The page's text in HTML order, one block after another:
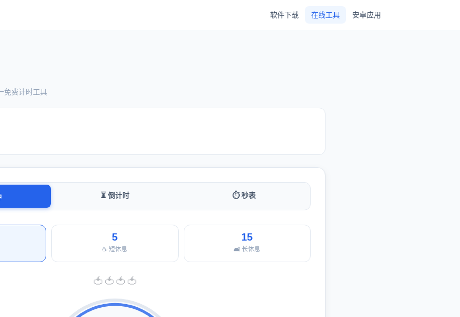
软件下载 在线工具 安卓应用
免费计时工具
⏳ 倒计时 ⏱️ 秒表
5
☕ 短休息
15
🛋️ 长休息
🍅 🍅 🍅 🍅